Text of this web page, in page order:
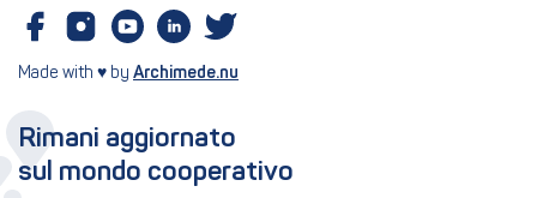
Made with ♥ by Archimede.nu
Rimani aggiornato
sul mondo cooperativo